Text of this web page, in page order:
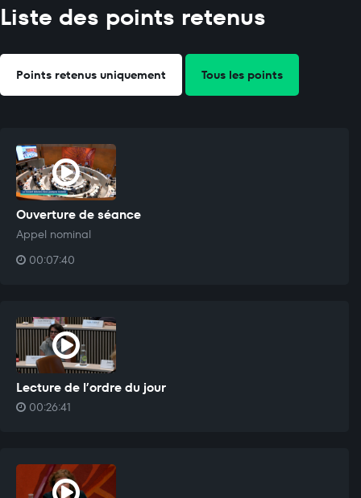
Liste des points retenus
Points retenus uniquement Tous les points
Ouverture de séance
Appel nominal
00:07:40
Lecture de l’ordre du jour
00:26:41